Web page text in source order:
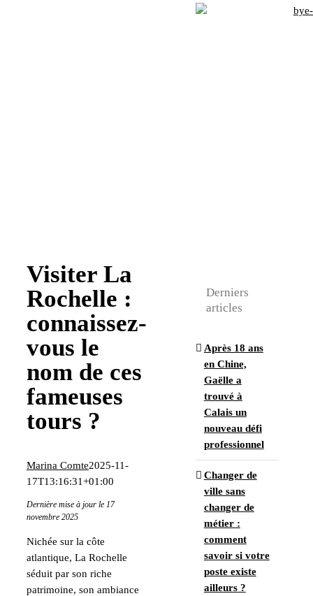
Visiter La
Rochelle :
connaissez-
vous le
nom de ces
fameuses
tours ?
Marina Comte2025-11-
17T13:16:31+01:00
Dernière mise à jour le 17
novembre 2025
Nichée sur la côte
atlantique, La Rochelle
séduit par son riche
patrimoine, son ambiance
Derniers
articles
Après 18 ans
en Chine,
Gaëlle a
trouvé à
Calais un
nouveau défi
professionnel
Changer de
ville sans
changer de
métier :
comment
savoir si votre
poste existe
ailleurs ?